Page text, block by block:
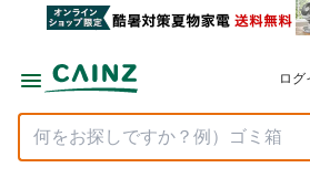
ロ